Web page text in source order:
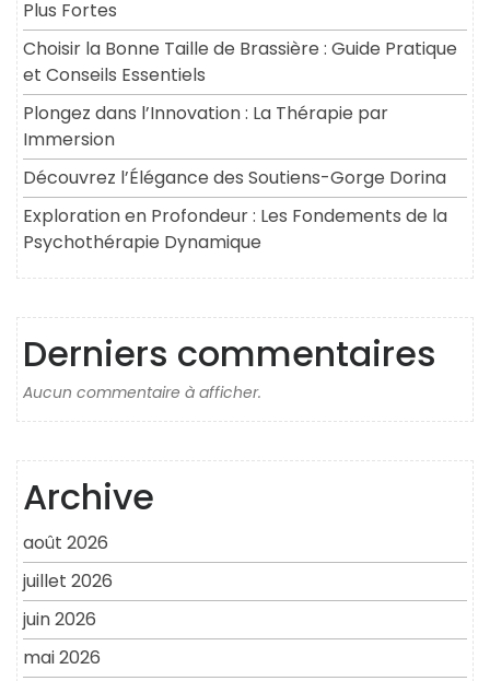
Plus Fortes
Choisir la Bonne Taille de Brassière : Guide Pratique
et Conseils Essentiels
Plongez dans l’Innovation : La Thérapie par
Immersion
Découvrez l’Élégance des Soutiens-Gorge Dorina
Exploration en Profondeur : Les Fondements de la
Psychothérapie Dynamique
Derniers commentaires
Aucun commentaire à afficher.
Archive
août 2026
juillet 2026
juin 2026
mai 2026